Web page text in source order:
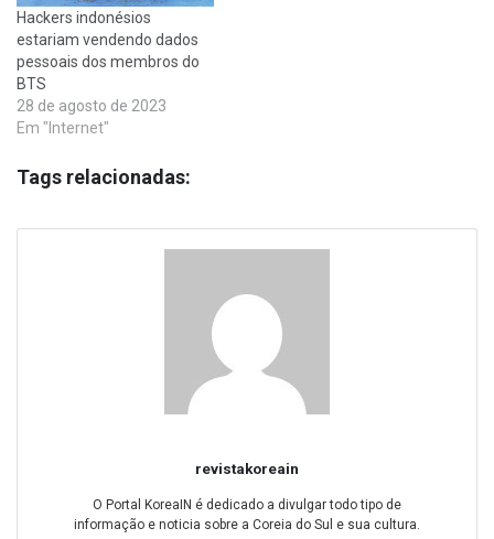
Hackers indonésios
estariam vendendo dados
pessoais dos membros do
BTS
28 de agosto de 2023
Em "Internet"
Tags relacionadas:
revistakoreain
O Portal KoreaIN é dedicado a divulgar todo tipo de
informação e noticia sobre a Coreia do Sul e sua cultura.